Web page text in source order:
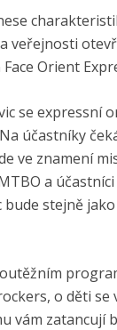
veřejnosti
Orient
se expressní
účastníky
ve znamení
a
stejně
o děti se
vám zatancují